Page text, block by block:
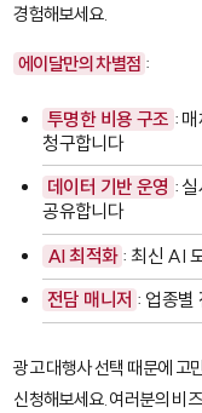
경험해보세요.
에이달만의 차별점 :
투명한 비용 구조 :
청구합니다
데이터 기반 운영 :
공유합니다
AI 최적화 : 최신 AI
전담 매니저 : 업종별
광고 대행사 선택 때문에 고
신청해보세요. 여러분의 비